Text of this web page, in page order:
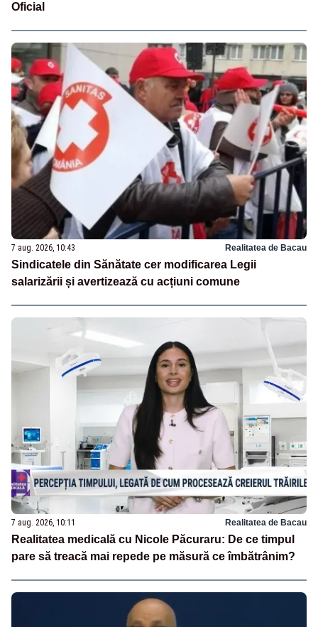
Oficial
7 aug. 2026, 10:43 Realitatea de Bacau
Sindicatele din Sănătate cer modificarea Legii
salarizării și avertizează cu acțiuni comune
7 aug. 2026, 10:11 Realitatea de Bacau
Realitatea medicală cu Nicole Păcuraru: De ce timpul
pare să treacă mai repede pe măsură ce îmbătrânim?